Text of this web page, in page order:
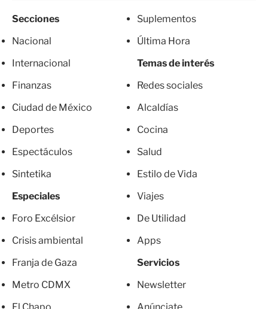
Secciones
Nacional
Internacional
Finanzas
Ciudad de México
Deportes
Espectáculos
Sintetika
Especiales
Foro Excélsior
Crisis ambiental
Franja de Gaza
Metro CDMX
Suplementos
Última Hora
Temas de interés
Redes sociales
Alcaldías
Cocina
Salud
Estilo de Vida
Viajes
De Utilidad
Apps
Servicios
Newsletter